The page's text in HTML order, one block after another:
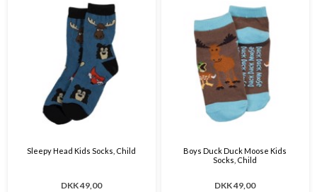
Sleepy Head Kids Socks, Child
DKK 49,00
Boys Duck Duck Moose Kids
Socks, Child
DKK 49,00